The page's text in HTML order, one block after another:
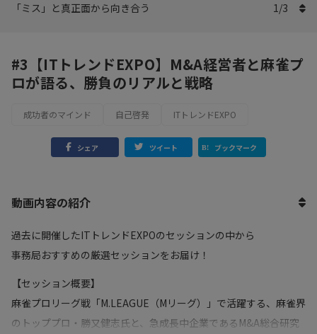
「ミス」と真正面から向き合う 1/3
#3【ITトレンドEXPO】M&A経営者と麻雀プ
ロが語る、勝負のリアルと戦略
成功者のマインド 自己啓発 ITトレンドEXPO
シェア ツイート ブックマーク
動画内容の紹介
過去に開催したITトレンドEXPOのセッションの中から
事務局おすすめの厳選セッションをお届け！
【セッション概要】
麻雀プロリーグ戦「M.LEAGUE（Mリーグ）」で活躍する、麻雀界
のトッププロ・勝又健志氏と、急成長中企業であるM&A総合研究